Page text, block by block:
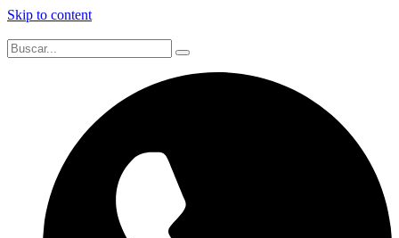
Skip to content